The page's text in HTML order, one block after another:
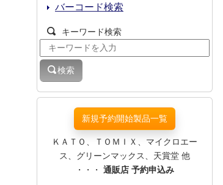
バーコード検索
キーワード検索
検索
新規予約開始製品一覧
ＫＡＴＯ、ＴＯＭＩＸ、マイクロエー
ス、グリーンマックス、天賞堂 他
・・・ 通販店 予約申込み